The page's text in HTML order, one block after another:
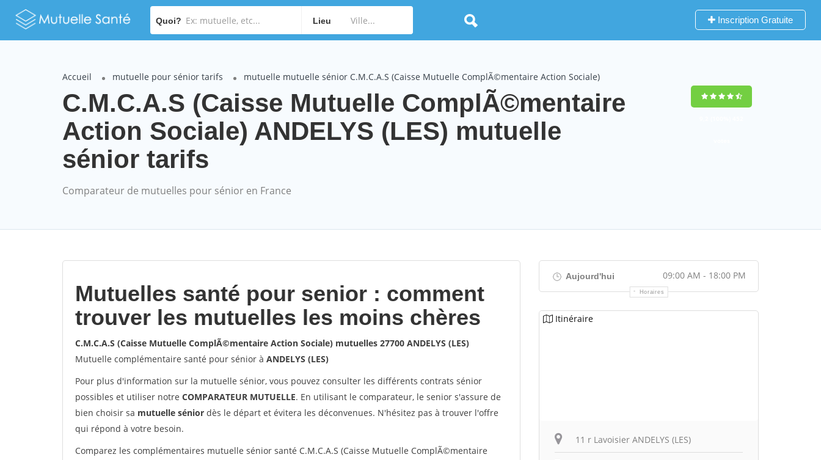
Quoi? Lieu Inscription Gratuite
Accueil mutuelle pour sénior tarifs mutuelle mutuelle sénior C.M.C.A.S (Caisse Mutuelle ComplÃ©mentaire Action Sociale)
C.M.C.A.S (Caisse Mutuelle ComplÃ©mentaire
Action Sociale) ANDELYS (LES) mutuelle
sénior tarifs
Comparateur de mutuelles pour sénior en France
Mutuelles santé pour senior : comment
trouver les mutuelles les moins chères
C.M.C.A.S (Caisse Mutuelle ComplÃ©mentaire Action Sociale) mutuelles 27700 ANDELYS (LES)
Mutuelle complémentaire santé pour sénior à ANDELYS (LES)
Pour plus d'information sur la mutuelle sénior, vous pouvez consulter les différents contrats sénior
possibles et utiliser notre COMPARATEUR MUTUELLE. En utilisant le comparateur, le senior s'assure de
bien choisir sa mutuelle sénior dès le départ et évitera les déconvenues. N'hésitez pas à trouver l'offre
qui répond à votre besoin.
Comparez les complémentaires mutuelle sénior santé C.M.C.A.S (Caisse Mutuelle ComplÃ©mentaire
Aujourd'hui 09:00 AM - 18:00 PM
Horaires
Itinéraire
11 r Lavoisier ANDELYS (LES)